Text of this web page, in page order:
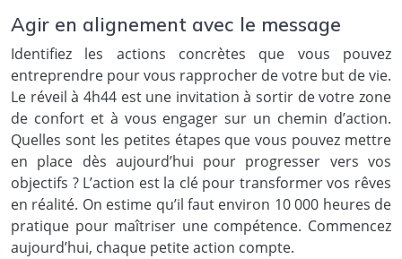
Agir en alignement avec le message
Identifiez les actions concrètes que vous pouvez
entreprendre pour vous rapprocher de votre but de vie.
Le réveil à 4h44 est une invitation à sortir de votre zone
de confort et à vous engager sur un chemin d’action.
Quelles sont les petites étapes que vous pouvez mettre
en place dès aujourd’hui pour progresser vers vos
objectifs ? L’action est la clé pour transformer vos rêves
en réalité. On estime qu’il faut environ 10 000 heures de
pratique pour maîtriser une compétence. Commencez
aujourd’hui, chaque petite action compte.